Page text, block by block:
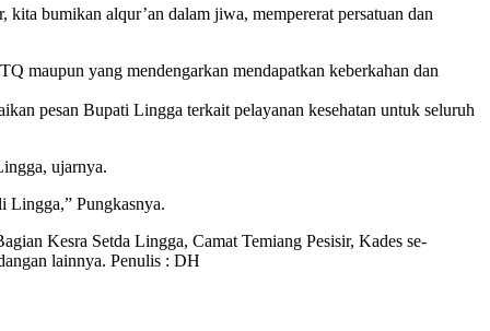
bumikan alqur’an dalam jiwa, mempererat persatuan dan
maupun yang mendengarkan mendapatkan keberkahan dan
pesan Bupati Lingga terkait pelayanan kesehatan untuk seluruh
ujarnya.
Lingga,” Pungkasnya.
Kesra Setda Lingga, Camat Temiang Pesisir, Kades se-
lainnya. Penulis : DH